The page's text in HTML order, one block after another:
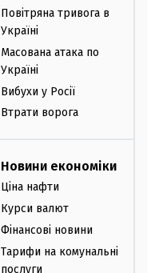
Повітряна тривога в
Україні
Масована атака по
Україні
Вибухи у Росії
Втрати ворога
Новини економіки
Ціна нафти
Курси валют
Фінансові новини
Тарифи на комунальні
послуги